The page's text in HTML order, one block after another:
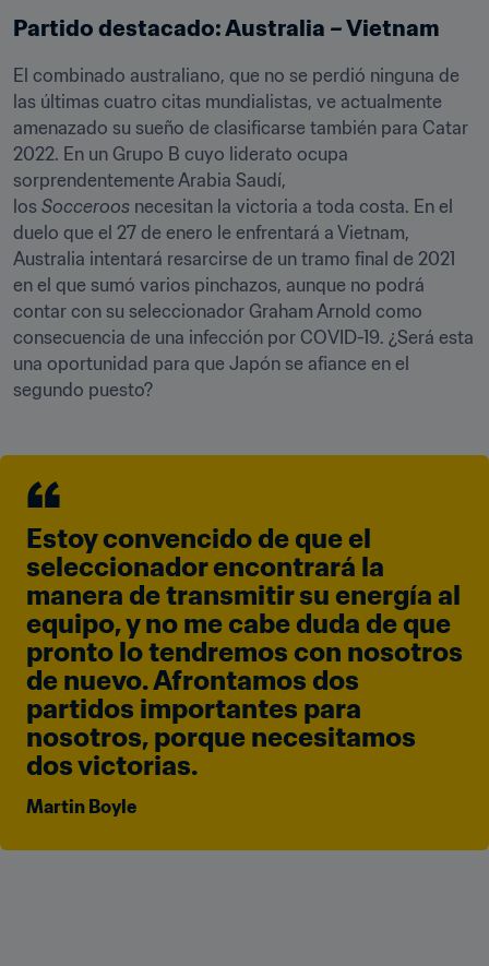
Partido destacado: Australia – Vietnam
El combinado australiano, que no se perdió ninguna de
las últimas cuatro citas mundialistas, ve actualmente
amenazado su sueño de clasificarse también para Catar
2022. En un Grupo B cuyo liderato ocupa
sorprendentemente Arabia Saudí,
los Socceroos necesitan la victoria a toda costa. En el
duelo que el 27 de enero le enfrentará a Vietnam,
Australia intentará resarcirse de un tramo final de 2021
en el que sumó varios pinchazos, aunque no podrá
contar con su seleccionador Graham Arnold como
consecuencia de una infección por COVID-19. ¿Será esta
una oportunidad para que Japón se afiance en el
segundo puesto?
Estoy convencido de que el
seleccionador encontrará la
manera de transmitir su energía al
equipo, y no me cabe duda de que
pronto lo tendremos con nosotros
de nuevo. Afrontamos dos
partidos importantes para
nosotros, porque necesitamos
dos victorias.
Martin Boyle